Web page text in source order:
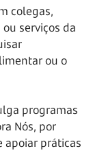
colegas,
serviços da
ou o
programas
Nós, por
apoiar práticas